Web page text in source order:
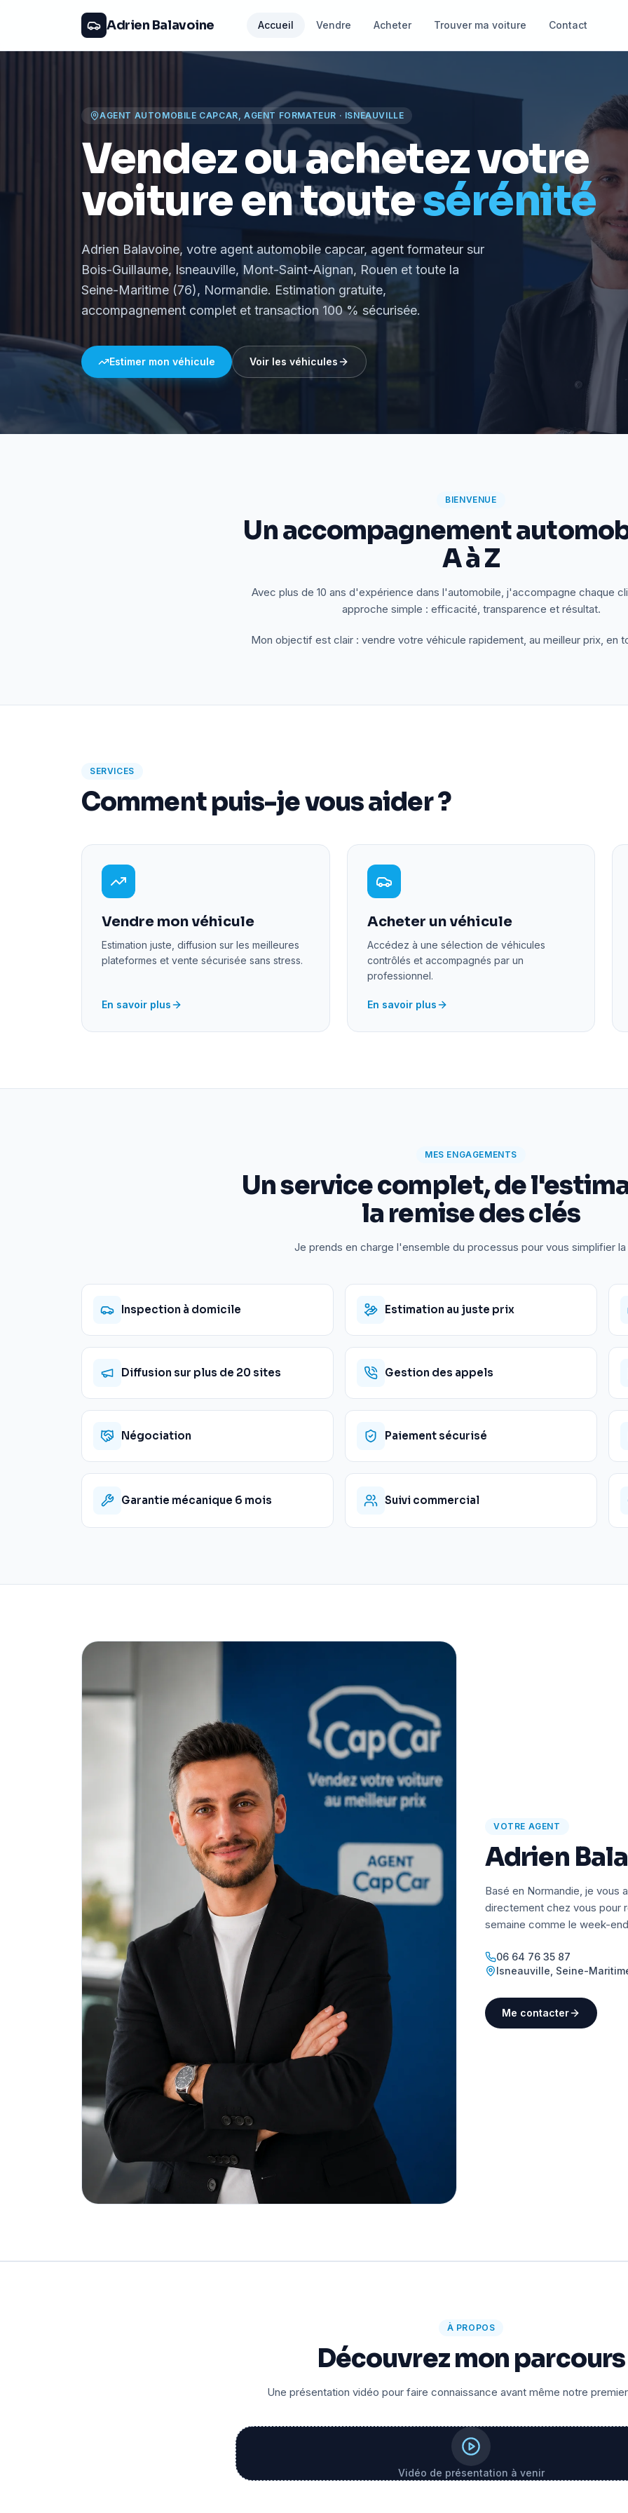
Adrien Balavoine Accueil Vendre Acheter Trouver ma voiture Contact
AGENT AUTOMOBILE CAPCAR, AGENT FORMATEUR · ISNEAUVILLE
Vendez ou achetez votre
voiture en toutesérénité
Adrien Balavoine, votre agent automobile capcar, agent formateur sur
Bois-Guillaume, Isneauville, Mont-Saint-Aignan, Rouen et toute la
Seine-Maritime (76), Normandie. Estimation gratuite,
accompagnement complet et transaction 100 % sécurisée.
Estimer mon véhicule Voir les véhicules
BIENVENUE
Un accompagnement
A à Z
Avec plus de 10 ans d'expérience dans l'automobile, j'accompagne chaque
approche simple : efficacité, transparence et résultat.
Mon objectif est clair : vendre votre véhicule rapidement, au meilleur prix, en
SERVICES
Comment puis-je vous aider ?
Vendre mon véhicule
Estimation juste, diffusion sur les meilleures
plateformes et vente sécurisée sans stress.
En savoir plus
Acheter un véhicule
Accédez à une sélection de véhicules
contrôlés et accompagnés par un
professionnel.
En savoir plus
MES ENGAGEMENTS
Un service complet, de
la remise des clés
Je prends en charge l'ensemble du processus pour vous simplifier la
Inspection à domicile Estimation au juste prix
Diffusion sur plus de 20 sites Gestion des appels
Négociation Paiement sécurisé
Garantie mécanique 6 mois Suivi commercial
VOTRE AGENT
Adrien
Basé en Normandie, je vous
directement chez vous pour
semaine comme le week-
06 64 76 35 87
Isneauville Seine-
Me contacter
À PROPOS
Découvrez mon parcours
Une présentation vidéo pour faire connaissance avant même notre
Vidéo de présentation à venir